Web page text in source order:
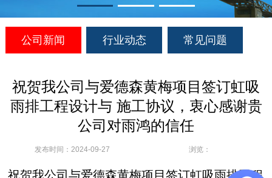
公司新闻 行业动态 常见问题
祝贺我公司与爱德森黄梅项目签订虹吸
雨排工程设计与 施工协议，衷心感谢贵
公司对雨鸿的信任
发布时间：2024-09-27 浏览：
祝贺我公司与爱德森黄梅项目签订虹吸雨排工程